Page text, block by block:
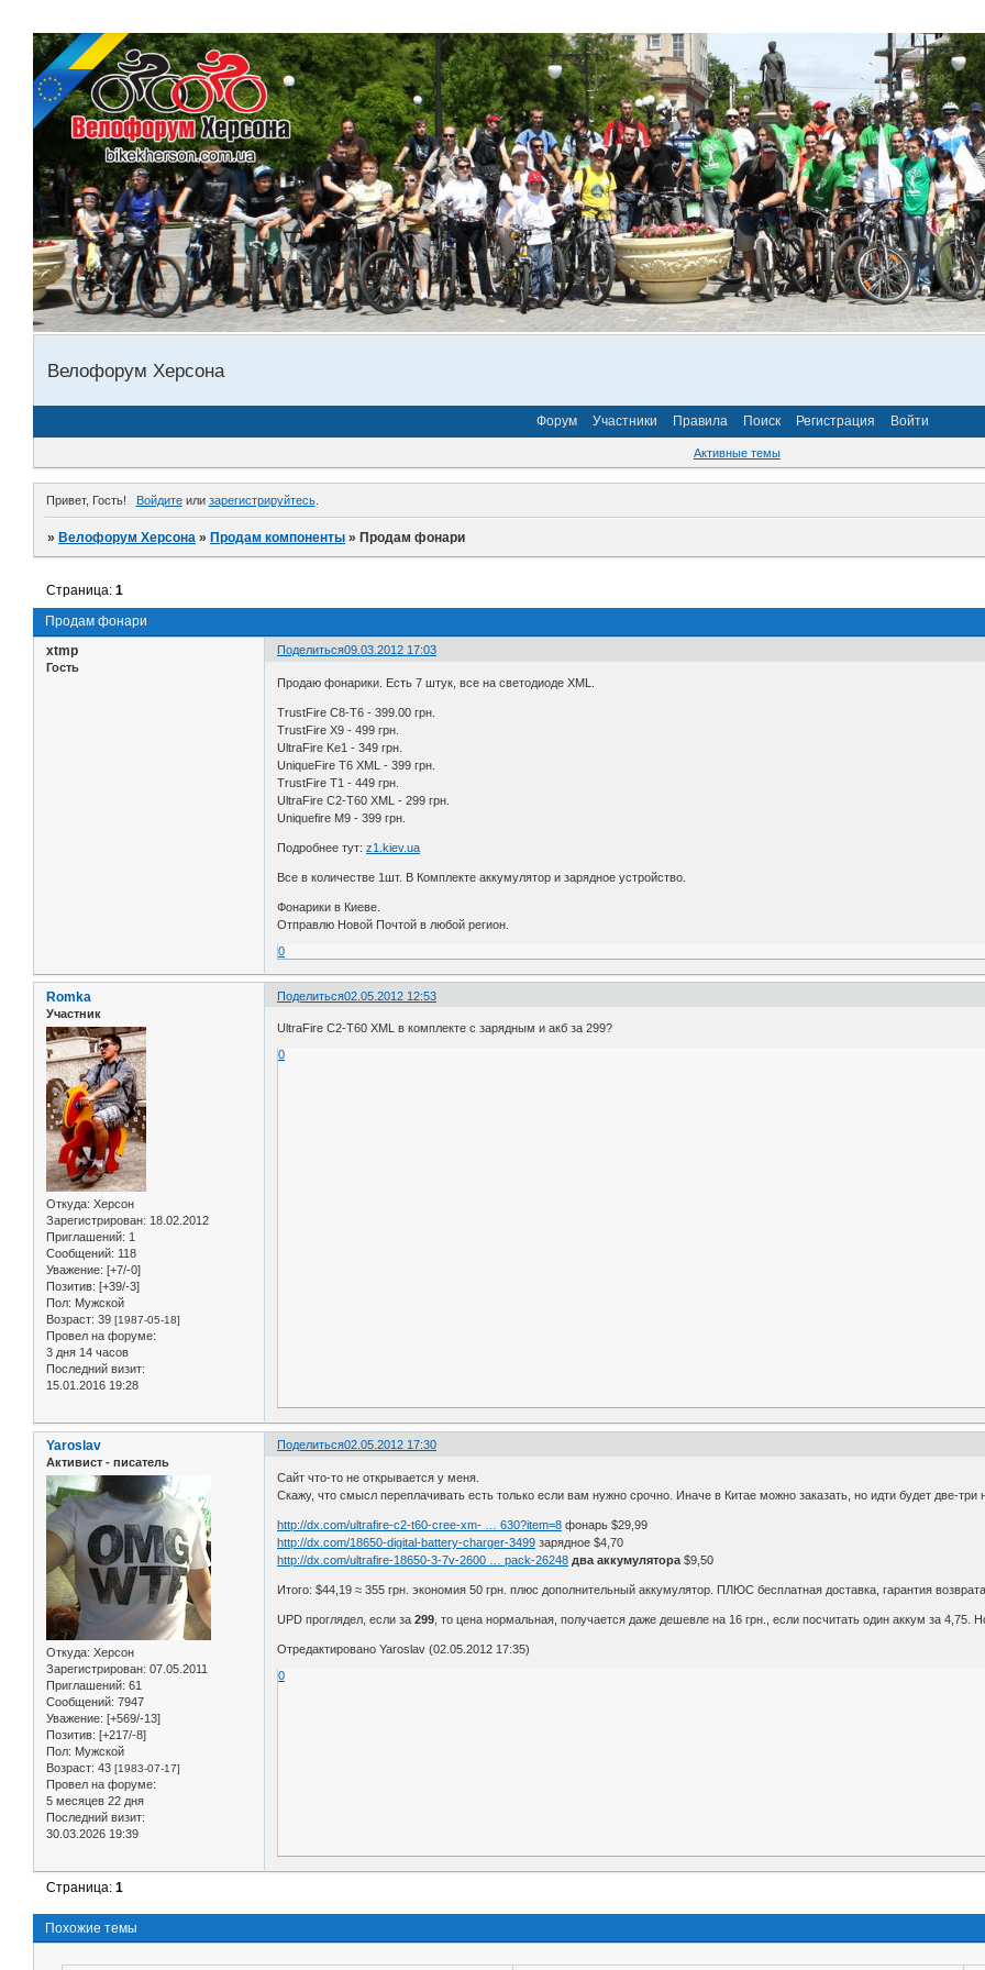
Велофорум Херсона
Форум Участники Правила Поиск Регистрация Войти
Активные темы
Привет, Гость! Войдитеили зарегистрируйтесь.
» Велофорум Херсона » Продам компоненты » Продам фонари
Продам фонари
Страница:1
Поделиться09.03.2012 17:03
xtmp
Гость
Продаю фонарики. Есть 7 штук, все на светодиоде XML.
TrustFire C8-T6 - 399.00 грн.
TrustFire X9 - 499 грн.
UltraFire Ke1 - 349 грн.
UniqueFire T6 XML - 399 грн.
TrustFire T1 - 449 грн.
UltraFire C2-T60 XML - 299 грн.
Uniquefire M9 - 399 грн.
Подробнее тут:z1.kiev.ua
Все в количестве 1шт. В Комплекте аккумулятор и зарядное устройство.
Фонарики в Киеве.
Отправлю Новой Почтой в любой регион.
0
Поделиться02.05.2012 12:53
Romka
Участник
Откуда: Херсон
Зарегистрирован: 18.02.2012
Приглашений: 1
Сообщений: 118
Уважение: [+7/-0]
Позитив: [+39/-3]
Пол: Мужской
Возраст: 39 [1987-05-18]
Провел на форуме:
3 дня 14 часов
Последний визит:
15.01.2016 19:28
UltraFire C2-T60 XML в комплекте с зарядным и акб за 299?
0
Поделиться02.05.2012 17:30
Yaroslav
Активист - писатель
Откуда: Херсон
Зарегистрирован: 07.05.2011
Приглашений: 61
Сообщений: 7947
Уважение: [+569/-13]
Позитив: [+217/-8]
Пол: Мужской
Возраст: 43 [1983-07-17]
Провел на форуме:
5 месяцев 22 дня
Последний визит:
30.03.2026 19:39
Сайт что-то не открывается у меня.
Скажу, что смысл переплачивать есть только если вам нужно срочно. Иначе в Китае можно заказать, но идти будет две-три
http://dx.com/ultrafire-c2-t60-cree-xm- … 630?item=8 фонарь $29,99
http://dx.com/18650-digital-battery-charger-3499 зарядное $4,70
http://dx.com/ultrafire-18650-3-7v-2600 … pack-26248 два аккумулятора $9,50
Итого: $44,19 ≈ 355 грн. экономия 50 грн. плюс дополнительный аккумулятор. ПЛЮС бесплатная доставка, гарантия
UPD проглядел, если за299 , то цена нормальная, получается даже дешевле на 16 грн., если посчитать один аккум за 4,75.
Отредактировано Yaroslav (02.05.2012 17:35)
0
Страница:1
Похожие темы